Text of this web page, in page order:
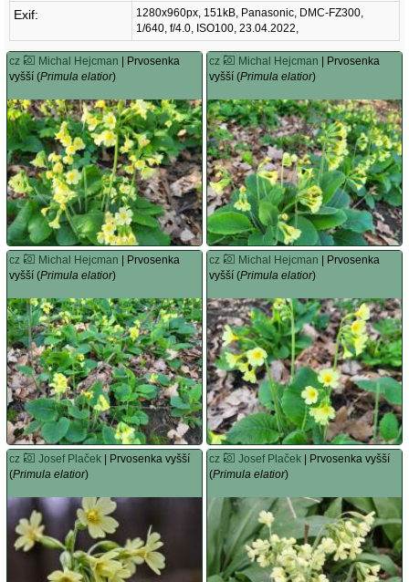
Exif:
1280x960px, 151kB, Panasonic, DMC-FZ300,
1/640, f/4.0, ISO100, 23.04.2022,
cz Michal Hejcman | Prvosenka
vyšší (Primula elatior)
cz Michal Hejcman | Prvosenka
vyšší (Primula elatior)
cz Michal Hejcman | Prvosenka
vyšší (Primula elatior)
cz Michal Hejcman | Prvosenka
vyšší (Primula elatior)
cz Josef Plaček | Prvosenka vyšší
(Primula elatior)
cz Josef Plaček | Prvosenka vyšší
(Primula elatior)